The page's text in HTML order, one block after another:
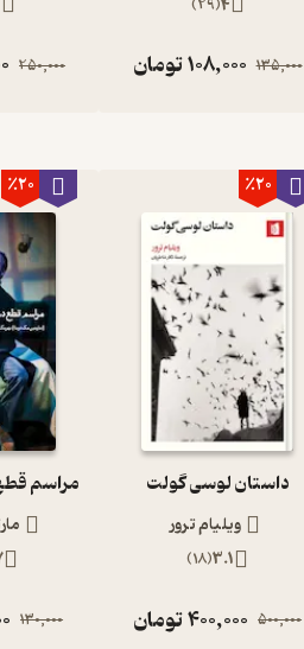
4
(
29
)
135,000
108,000تومان 250,000
٪20
داستان لوسی گولت
ویلیام ترور
3.1
(
18
)
500,000
400,000تومان
٪20
130,000